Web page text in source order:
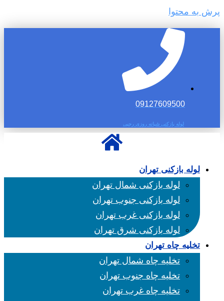
پرش به محتوا
09127609500
لوله بازکنی شبانه روزی رجبی
لوله بازکنی تهران
لوله بازکنی شمال تهران
لوله بازکنی جنوب تهران
لوله بازکنی غرب تهران
لوله بازکنی شرق تهران
تخلیه چاه تهران
تخلیه چاه شمال تهران
تخلیه چاه جنوب تهران
تخلیه چاه غرب تهران